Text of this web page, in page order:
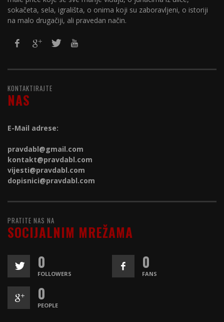
sokačeta, sela, igrališta, o onima koji su zaboravljeni, o istoriji
na malo drugačiji, ali pravedan način.
KONTAKTIRAJTE
NAS
E-Mail adrese:
pravdabl@gmail.com
kontakt@pravdabl.com
vijesti@pravdabl.com
dopisnici@pravdabl.com
PRATITE NAS NA
SOCIJALNIM MREŽAMA
0
FOLLOWERS
0
FANS
0
PEOPLE